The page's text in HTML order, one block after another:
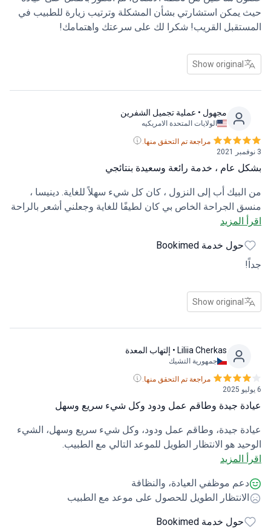
حيث يمكن استشارتي بشأن المشكلة وترتيب زيارة للطبيب في
المستقبل القريب! شكرا لك على سرعتك واهتمامك!
Show original
مجهول • عملية تجميل الشفرين
الولايات المتحدة الامريكيه
3 نوفمبر 2021
مراجعة تم التحقق منها.
بشكل عام ، خدمة رائعة وسعيدة بنتائجي
من البيك أب إلى النزول ، كان كل شيء سهلاً للغاية. دينيسا ،
منسق الجراحة الخاص بي كان لطيفًا للغاية وجعلني أشعر بالراحة
حقًا. كان الطبيب أيضًا مضحكًا ولكنه محترف. كنت أقوم بعملية
كان شفائي بسيطًا جدًا. لقد عانيت من ألم طفيف ربما ليوم واحد
ثم كنت أتحرك جيدًا. بالإضافة إلى ذلك ، كنت أعلم أنه يمكنني
كنت أسافر بمفردي لإجراء الجراحة. بشكل عام ، خدمة رائعة
وسعيدة بنتائجي.
اقرأ المزيد
حول خدمة Bookimed
جداً!
Show original
Liliia Cherkas • إلتهاب المعدة
جمهورية التشيك
6 يوليو 2025
مراجعة تم التحقق منها.
عيادة جيدة وطاقم عمل ودود وكل شيء سريع وسهل
عيادة جيدة، وطاقم عمل ودود، وكل شيء سريع وسهل، الشيء
الوحيد هو الانتظار الطويل للموعد التالي مع الطبيب.
اقرأ المزيد
دعم موظفي العيادة، والنظافة
الانتظار الطويل للحصول على موعد مع الطبيب
حول خدمة Bookimed